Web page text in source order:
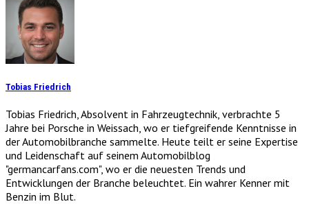
Tobias Friedrich
Tobias Friedrich, Absolvent in Fahrzeugtechnik, verbrachte 5
Jahre bei Porsche in Weissach, wo er tiefgreifende Kenntnisse in
der Automobilbranche sammelte. Heute teilt er seine Expertise
und Leidenschaft auf seinem Automobilblog
"germancarfans.com", wo er die neuesten Trends und
Entwicklungen der Branche beleuchtet. Ein wahrer Kenner mit
Benzin im Blut.